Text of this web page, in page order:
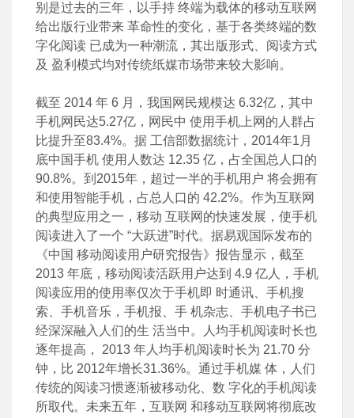
别是过去的三年，以手持 终端为载体的移动互联网
给出版行业带来 革命性的变化，基于各类终端的数
字化阅读 已成为一种潮流，其出版形式、阅读方式
及 盈利模式均对传统纸媒市场带来较大影响。
截至 2014 年 6 月，我国网民规模达 6.32亿，其中
手机网民达5.27亿，网民中 使用手机上网的人群占
比提升至83.4%。据 工信部数据统计，2014年1月
底中国手机 使用人数达 12.35 亿，占全国总人口的
90.8%。到2015年，超过一半的手机用户 将会拥有
和使用智能手机，占总人口的 42.2%。作为互联网
的典型应用之一，移动 互联网的快速发展，使手机
阅读进入了一个 “大跃进”时代。据易观国际发布的
《中国 移动阅读用户研究报告》报告显示，截至
2013 年底，移动阅读活跃用户达到 4.9 亿人，手机
阅读应用的使用率仅次于手机即 时通讯、手机搜
索、手机音乐，手机报、手 机杂志、手机电子书已
经深深融入人们的生 活当中。人均手机阅读时长也
逐年提高， 2013 年人均手机阅读时长为 21.70 分
钟，比 2012年增长31.36%。通过手机媒 体，人们
传统的阅读习惯逐渐被移动化、数 字化的手机阅读
所取代。未来五年，互联网 和移动互联网将彻底改